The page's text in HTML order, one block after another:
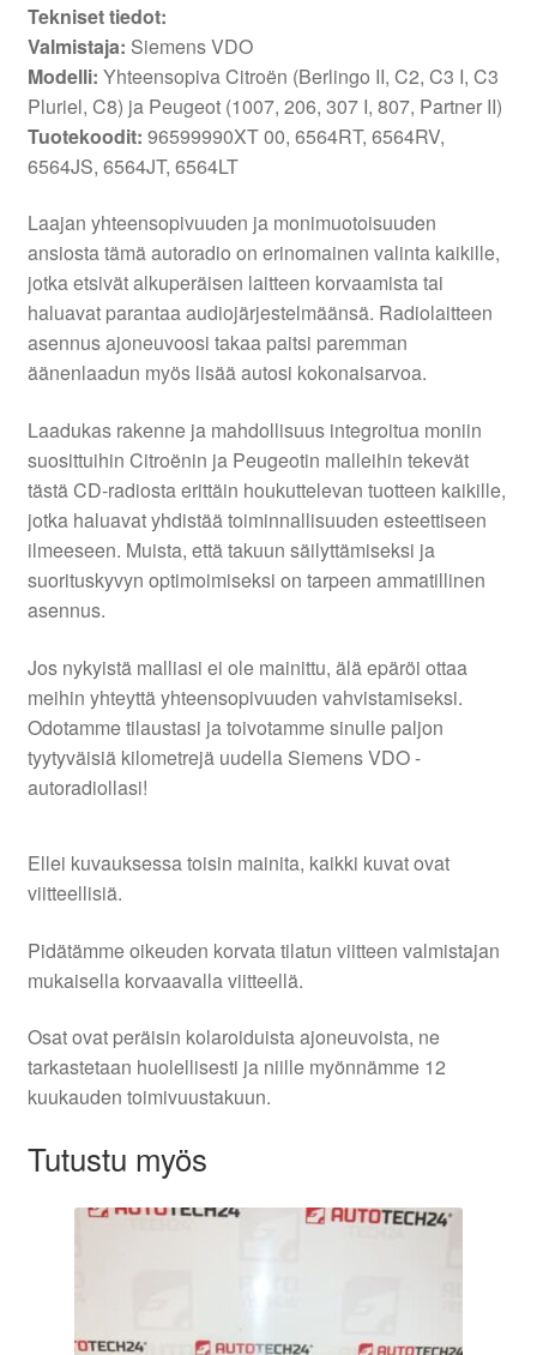
Tekniset tiedot:
Valmistaja: Siemens VDO
Modelli: Yhteensopiva Citroën (Berlingo II, C2, C3 I, C3
Pluriel, C8) ja Peugeot (1007, 206, 307 I, 807, Partner II)
Tuotekoodit: 96599990XT 00, 6564RT, 6564RV,
6564JS, 6564JT, 6564LT
Laajan yhteensopivuuden ja monimuotoisuuden
ansiosta tämä autoradio on erinomainen valinta kaikille,
jotka etsivät alkuperäisen laitteen korvaamista tai
haluavat parantaa audiojärjestelmäänsä. Radiolaitteen
asennus ajoneuvoosi takaa paitsi paremman
äänenlaadun myös lisää autosi kokonaisarvoa.
Laadukas rakenne ja mahdollisuus integroitua moniin
suosittuihin Citroënin ja Peugeotin malleihin tekevät
tästä CD-radiosta erittäin houkuttelevan tuotteen kaikille,
jotka haluavat yhdistää toiminnallisuuden esteettiseen
ilmeeseen. Muista, että takuun säilyttämiseksi ja
suorituskyvyn optimoimiseksi on tarpeen ammatillinen
asennus.
Jos nykyistä malliasi ei ole mainittu, älä epäröi ottaa
meihin yhteyttä yhteensopivuuden vahvistamiseksi.
Odotamme tilaustasi ja toivotamme sinulle paljon
tyytyväisiä kilometrejä uudella Siemens VDO -
autoradiollasi!
Ellei kuvauksessa toisin mainita, kaikki kuvat ovat
viitteellisiä.
Pidätämme oikeuden korvata tilatun viitteen valmistajan
mukaisella korvaavalla viitteellä.
Osat ovat peräisin kolaroiduista ajoneuvoista, ne
tarkastetaan huolellisesti ja niille myönnämme 12
kuukauden toimivuustakuun.
Tutustu myös